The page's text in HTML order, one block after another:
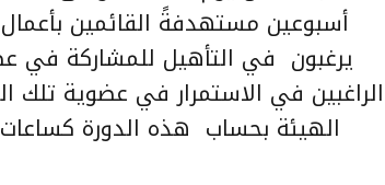
أسبوعين مستهدفةً القائمين بأعمال
يرغبون في التأهيل للمشاركة في
الراغبين في الاستمرار في عضوية تلك
الهيئة بحساب هذه الدورة